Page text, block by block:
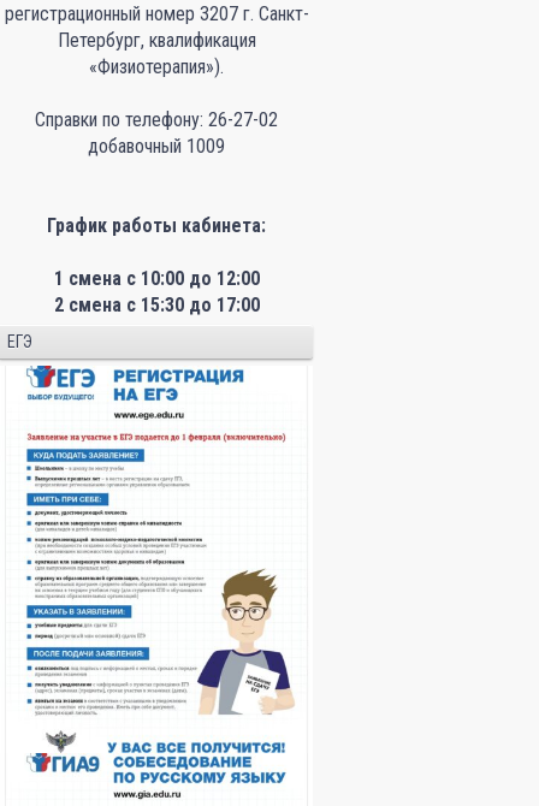
регистрационный номер 3207 г. Санкт-
Петербург, квалификация
«Физиотерапия»).
Справки по телефону: 26-27-02
добавочный 1009
График работы кабинета:
1 смена с 10:00 до 12:00
2 смена с 15:30 до 17:00
ЕГЭ